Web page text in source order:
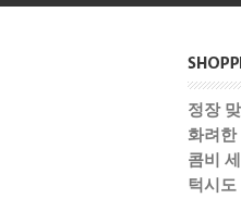
정장
화려한
콤비
턱시도